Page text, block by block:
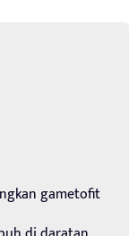
gametofit